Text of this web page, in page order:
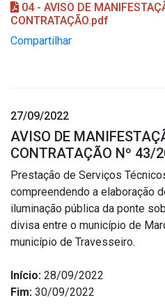
04 - AVISO DE
CONTRATAÇÃO.pdf
Compartilhar
27/09/2022
AVISO DE
CONTRATAÇÃO Nº 43/
Prestação de Serviços
compreendendo a elaboração
iluminação pública da ponte
divisa entre o município de
município de Travesseiro.
Início: 28/09/2022
Fim: 30/09/2022